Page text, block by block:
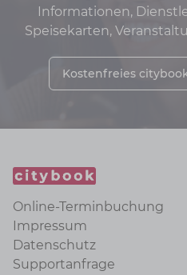
Informationen,
Speisekarten,
Kostenfreies
Online-Terminbuchung
Impressum
Datenschutz
Supportanfrage